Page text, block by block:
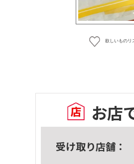
欲しいものリ
お店
受け取り店舗：